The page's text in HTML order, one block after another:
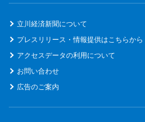
立川経済新聞について
プレスリリース・情報提供はこちらから
アクセスデータの利用について
お問い合わせ
広告のご案内